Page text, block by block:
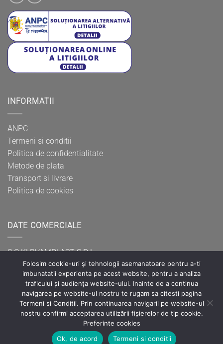
INFORMATII
ANPC
Termeni si conditii
Politica de confidentialitate
Metode de plata
Transport si livrare
Politica de cookies
DATE COMERCIALE
S.C KLBVAMPLAST S.R.L
CUI: RO37400707
Reg. Com.: J20/486/2017
Sediul social: Mun. Hunedoara, B-dul Dacia, nr.18, bl.
2B,ap.20, Jud. Hunedoara
©2022 S.C KLBVAMPLAST S.R.L Toate drepturile rezervate.
Folosim cookie-uri și tehnologii asemanatoare pentru a-ti
imbunatatii experienta pe acest website, pentru a analiza
traficului și audiența website-ului. Inainte de a continua
navigarea pe website-ul nostru te rugam sa citesti pagina
Termeni si Conditii. Prin continuarea navigarii pe website-ul
nostru confirmi acceptarea utilizării fișierelor de tip cookie.
Preferinte cookies
Ok, de acord
Termeni si conditii